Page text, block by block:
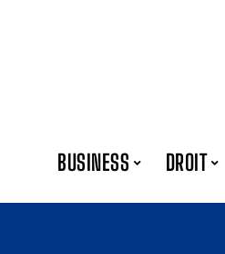
BUSINESS DROIT